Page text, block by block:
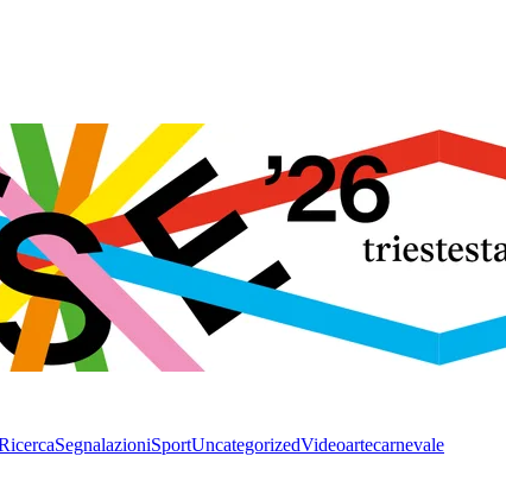
SegnalazioniSportUncategorizedVideoartecarnevale